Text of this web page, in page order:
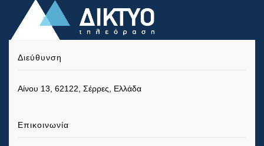
Διεύθυνση
Αίνου 13, 62122, Σέρρες, Ελλάδα
Επικοινωνία